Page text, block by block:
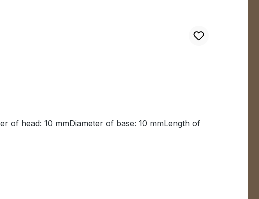
of head: 10 mmDiameter of base: 10 mmLength of